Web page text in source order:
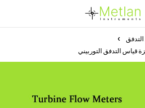
قياس التدفق التوربيني